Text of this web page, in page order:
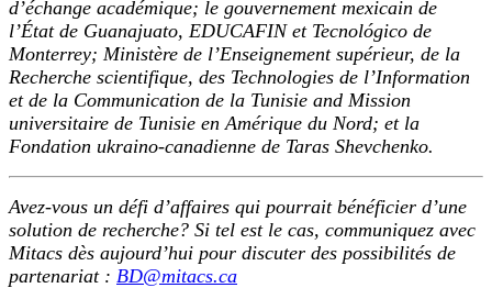
d’échange académique; le gouvernement mexicain de
l’État de Guanajuato, EDUCAFIN et Tecnológico de
Monterrey; Ministère de l’Enseignement supérieur, de la
Recherche scientifique, des Technologies de l’Information
et de la Communication de la Tunisie and Mission
universitaire de Tunisie en Amérique du Nord; et la
Fondation ukraino-canadienne de Taras Shevchenko.
‌Avez-vous un défi d’affaires qui pourrait bénéficier d’une
solution de recherche? Si tel est le cas, communiquez avec
Mitacs dès aujourd’hui pour discuter des possibilités de
partenariat : BD@mitacs.ca